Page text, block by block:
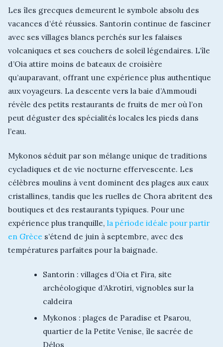
Les îles grecques demeurent le symbole absolu des
vacances d’été réussies. Santorin continue de fasciner
avec ses villages blancs perchés sur les falaises
volcaniques et ses couchers de soleil légendaires. L’île
d’Oia attire moins de bateaux de croisière
qu’auparavant, offrant une expérience plus authentique
aux voyageurs. La descente vers la baie d’Ammoudi
révèle des petits restaurants de fruits de mer où l’on
peut déguster des spécialités locales les pieds dans
l’eau.
Mykonos séduit par son mélange unique de traditions
cycladiques et de vie nocturne effervescente. Les
célèbres moulins à vent dominent des plages aux eaux
cristallines, tandis que les ruelles de Chora abritent des
boutiques et des restaurants typiques. Pour une
expérience plus tranquille, la période idéale pour partir
en Grèce s’étend de juin à septembre, avec des
températures parfaites pour la baignade.
Santorin : villages d’Oia et Fira, site
archéologique d’Akrotiri, vignobles sur la
caldeira
Mykonos : plages de Paradise et Psarou,
quartier de la Petite Venise, île sacrée de
Délos